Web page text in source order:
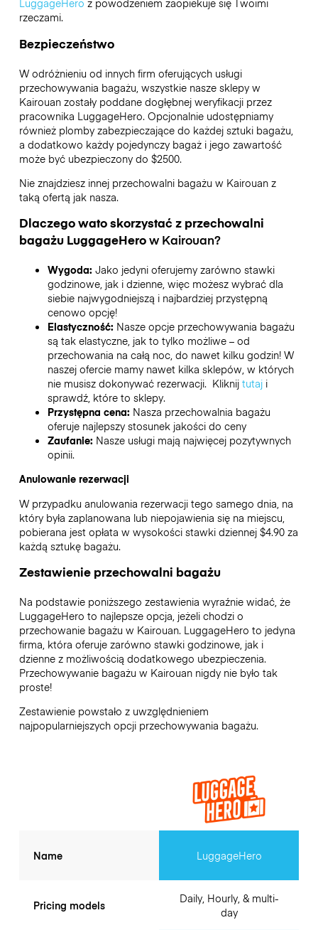
LuggageHero z powodzeniem zaopiekuje się Twoimi
rzeczami.
Bezpieczeństwo
W odróżnieniu od innych firm oferujących usługi
przechowywania bagażu, wszystkie nasze sklepy w
Kairouanzostały poddane dogłębnej weryfikacji przez
pracownika LuggageHero. Opcjonalnie udostępniamy
również plomby zabezpieczające do każdej sztuki bagażu,
a dodatkowo każdy pojedynczy bagaż i jego zawartość
może być ubezpieczony do $2500.
Nie znajdziesz innej przechowalni bagażu w Kairouanz
taką ofertą jak nasza.
Dlaczego wato skorzystać z przechowalni
bagażu LuggageHerow Kairouan?
Wygoda: Jako jedyni oferujemy zarówno stawki
godzinowe, jak i dzienne, więc możesz wybrać dla
siebie najwygodniejszą i najbardziej przystępną
cenowo opcję!
Elastyczność: Nasze opcje przechowywania bagażu
są tak elastyczne, jak to tylko możliwe – od
przechowania na całą noc, do nawet kilku godzin! W
naszej ofercie mamy nawet kilka sklepów, w których
nie musisz dokonywać rezerwacji. Kliknij tutaji
sprawdź, które to sklepy.
Przystępna cena: Nasza przechowalnia bagażu
oferuje najlepszy stosunek jakości do ceny
Zaufanie: Nasze usługi mają najwięcej pozytywnych
opinii.
Anulowanie rezerwacji
W przypadku anulowania rezerwacji tego samego dnia, na
który była zaplanowana lub niepojawienia się na miejscu,
pobierana jest opłata w wysokości stawki dziennej $4.90 za
każdą sztukę bagażu.
Zestawienie przechowalni bagażu
Na podstawie poniższego zestawienia wyraźnie widać, że
LuggageHero to najlepsze opcja, jeżeli chodzi o
przechowanie bagażu w Kairouan. LuggageHero to jedyna
firma, która oferuje zarówno stawki godzinowe, jak i
dzienne z możliwością dodatkowego ubezpieczenia.
Przechowywanie bagażu w Kairouannigdy nie było tak
proste!
Zestawienie powstało z uwzględnieniem
najpopularniejszych opcji przechowywania bagażu.
Name
Pricing models
LuggageHero
Daily, Hourly, & multi-
day